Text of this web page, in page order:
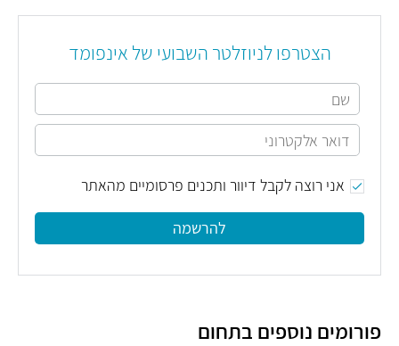
הצטרפו לניוזלטר השבועי של אינפומד
אני רוצה לקבל דיוור ותכנים פרסומיים מהאתר
להרשמה
פורומים נוספים בתחום